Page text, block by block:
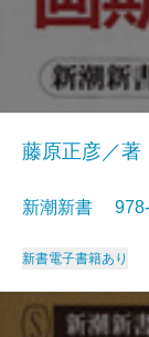
藤原正彦／著
新潮新書
新書電子書籍あり